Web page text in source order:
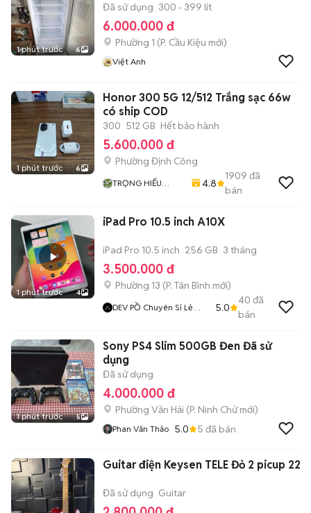
1 phút trước 6
Đã sử dụng 300 - 399 lít
6.000.000 đ
Phường 1 (P. Cầu Kiệu mới)
Việt Anh
1 phút trước 6
Honor 300 5G 12/512 Trắng sạc 66w
có ship COD
300 512 GB Hết bảo hành
5.600.000 đ
Phường Định Công
TRỌNG HIẾU
4.8
1909 đã
bán
1 phút trước 4
iPad Pro 10.5 inch A10X
iPad Pro 10.5 inch 256 GB 3 tháng
3.500.000 đ
Phường 13 (P. Tân Bình mới)
DEV PỒ Chuyên Sỉ Lẻ
5.0
40 đã
bán
1 phút trước 5
Sony PS4 Slim 500GB Đen Đã sử
dụng
Đã sử dụng
4.000.000 đ
Phường Văn Hải (P. Ninh Chửmới)
Phan Văn Thảo 5.0 5 đã bán
Guitar điện Keysen TELE Đỏ 2 picup 22
Đã sử dụng Guitar